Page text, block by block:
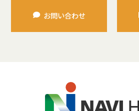
お問い合わせ